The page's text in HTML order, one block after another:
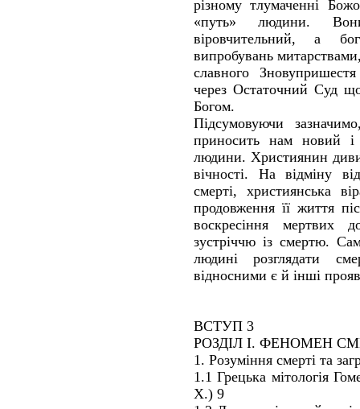
різному тлумаченні
«путь» людини.
віровчительний, а
випробувань
славного
через Остаточний Суд
Богом.
Підсумовуючи
приносить нам новий і
людини. Християнин
вічності. На відміну
смерті, християнська
продовження її життя
воскресіння мертвих
зустріччю із смертю.
людині розглядати
відносними є й інші
ВСТУП 3
РОЗДІЛ I. ФЕНОМЕН
1. Розуміння смерті та
1.1 Грецька мітологія
Х.) 9